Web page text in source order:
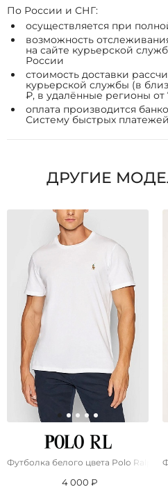
По России и СНГ:
осуществляется при
возможность
на сайте курьерской
России
стоимость доставки
курьерской службы (в
₽, в удалённые регионы от
оплата производится
Систему быстрых платежей
ДРУГИЕ
Футболка белого цвета Роlо Ralрh
4 000 ₽